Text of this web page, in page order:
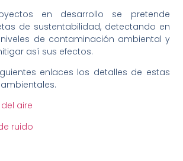
en desarrollo se pretende
de sustentabilidad, detectando en
de contaminación ambiental y
así sus efectos.
enlaces los detalles de estas
aire
ruido